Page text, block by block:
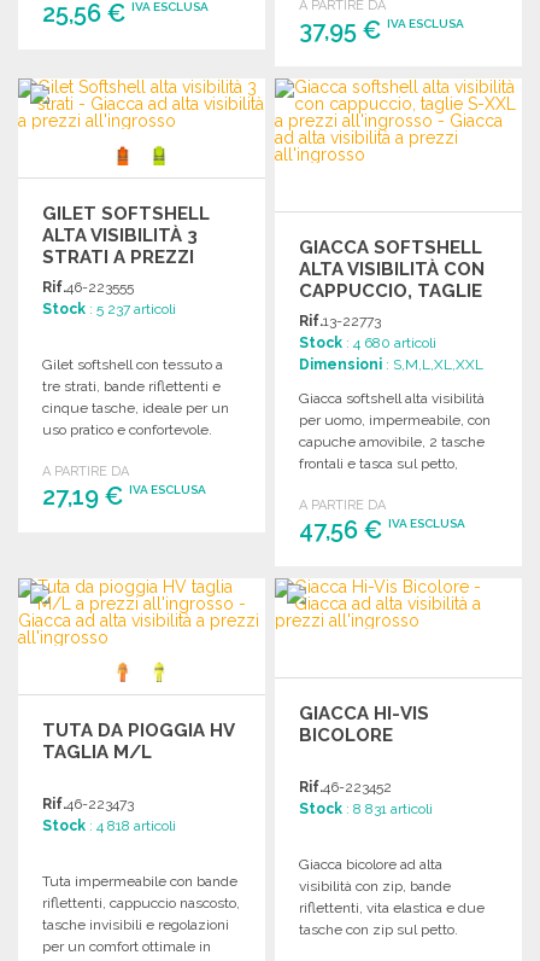
25,56 € IVA ESCLUSA
Richiedi un preventivo
A PARTIRE DA
37,95 €IVA ESCLUSA
ORDINARE
Richiedi un preventivo
GILET SOFTSHELL
ALTA VISIBILITÀ 3
STRATI A PREZZI
ALL'INGROSSO
Rif.46-223555
Stock : 5 237 articoli
Gilet softshell con tessuto a
tre strati, bande riflettenti e
cinque tasche, ideale per un
uso pratico e confortevole.
A PARTIRE DA
27,19 € IVA ESCLUSA
Richiedi un preventivo
GIACCA SOFTSHELL
ALTA VISIBILITÀ CON
CAPPUCCIO, TAGLIE
S-XXL
Rif.13-22773
Stock : 4 680 articoli
Dimensioni : S,M,L,XL,XXL
Giacca softshell alta visibilità
per uomo, impermeabile, con
capuche amovibile, 2 tasche
frontali e tasca sul petto,
A PARTIRE DA
47,56 €IVA ESCLUSA
ORDINARE
Richiedi un preventivo
TUTA DA PIOGGIA HV
TAGLIA M/L
Rif.46-223473
Stock : 4 818 articoli
Tuta impermeabile con bande
riflettenti, cappuccio nascosto,
tasche invisibili e regolazioni
per un comfort ottimale in
GIACCA HI-VIS
BICOLORE
Rif.46-223452
Stock : 8 831 articoli
Giacca bicolore ad alta
visibilità con zip, bande
riflettenti, vita elastica e due
tasche con zip sul petto.